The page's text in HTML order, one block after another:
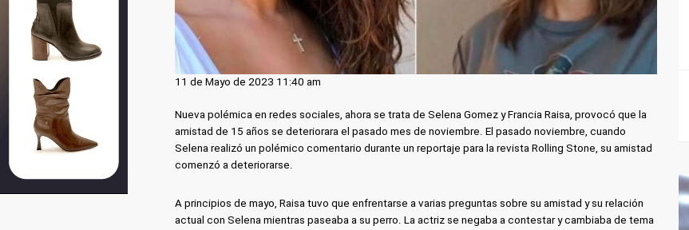
11 de Mayo de 2023 11:40 am
Nueva polémica en redes sociales, ahora se trata de Selena Gomez y Francia Raisa, provocó que la
amistad de 15 años se deteriorara el pasado mes de noviembre. El pasado noviembre, cuando
Selena realizó un polémico comentario durante un reportaje para la revista Rolling Stone, su amistad
comenzó a deteriorarse.
A principios de mayo, Raisa tuvo que enfrentarse a varias preguntas sobre su amistad y su relación
actual con Selena mientras paseaba a su perro. La actriz se negaba a contestar y cambiaba de tema